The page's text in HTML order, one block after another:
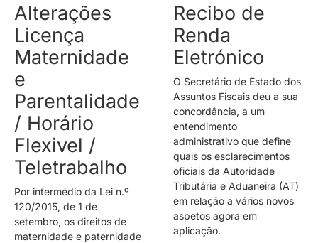
Alterações
Licença
Maternidade
e
Parentalidade
/ Horário
Flexivel /
Teletrabalho
Por intermédio da Lei n.º
120/2015, de 1 de
setembro, os direitos de
maternidade e paternidade
Recibo de
Renda
Eletrónico
O Secretário de Estado dos
Assuntos Fiscais deu a sua
concordância, a um
entendimento
administrativo que define
quais os esclarecimentos
oficiais da Autoridade
Tributária e Aduaneira (AT)
em relação a vários novos
aspetos agora em
aplicação.